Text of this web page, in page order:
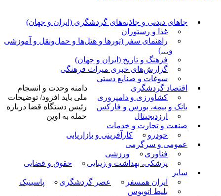
جاهای دیدنی و جاذبه‌های گردشگری (ایران و جهان)
غذا و رستوران
راهنمای سفر (تورها و هتل‌ها و حمل‌و‌نقل و آموزشی
و…)
فرهنگ و تاریخ (ایران و جهان)
گزارش‌های خبری میراث فرهنگی
سوغات و صنایع دستی
اقتصاد گردشگری
کشاورزی و دامپروری
بانک و بیمه، بورس و فارکس
ارزدیجیتال
صنعت و تجارت و خدمات
خودرو
کارآفرینی و بازاریابی
عمومی و سرگرمی
فناوری
ورزشی
پزشکی، بهداشت و زیبایی
حقوق و قضایی
سایر
ایران همسفر
عصر گردشگری
پاسینیک
بلیط اتوبوس
دامنه وحدت و انسجام
ملی باید افزود/ توضیحات
رئیس دستگاه قضا درباره
حمله به اوین